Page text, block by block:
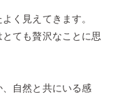
く見えてきます。
ても贅沢なことに思
、自然と共にいる感